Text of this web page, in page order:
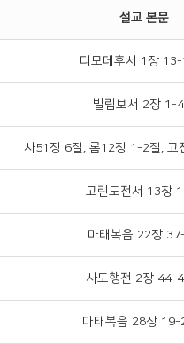
설교 본문
디모데후서 1장 13-
빌립보서 2장 1-
사51장 6절, 롬12장 1-2절, 고
고린도전서 13장
마태복음 22장
사도행전 2장 44-
마태복음 28장 19-